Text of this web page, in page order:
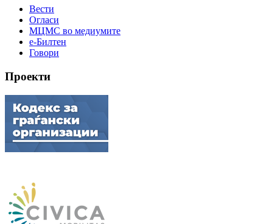
Вести
Огласи
МЦМС во медиумите
е-Билтен
Говори
Проекти